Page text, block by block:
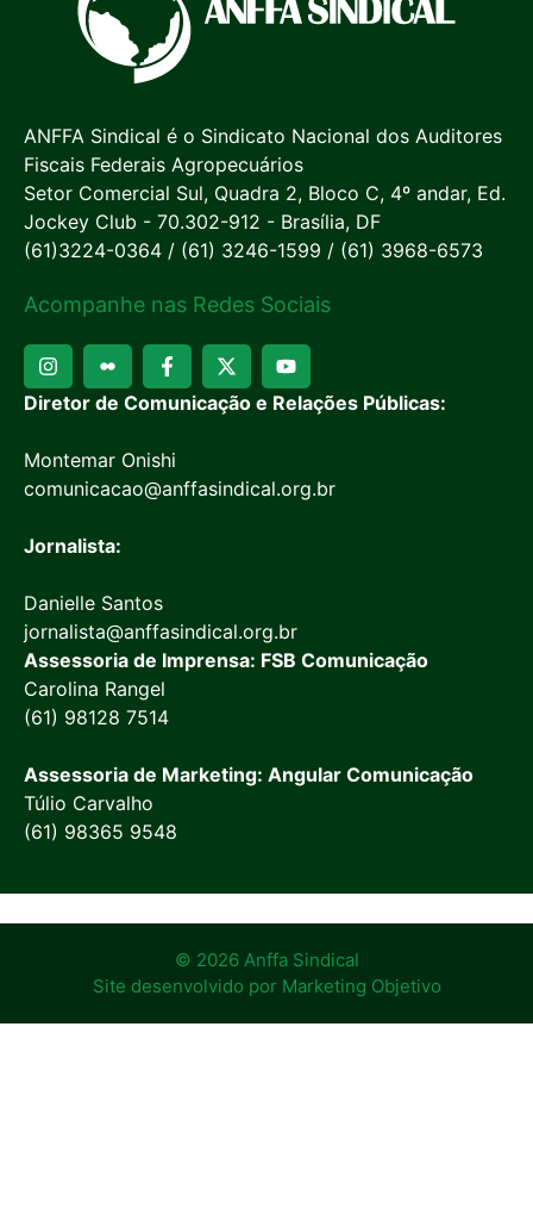
ANFFA Sindical é o Sindicato Nacional dos Auditores
Fiscais Federais Agropecuários
Setor Comercial Sul, Quadra 2, Bloco C, 4º andar, Ed.
Jockey Club - 70.302-912 - Brasília, DF
(61)3224-0364 / (61) 3246-1599 / (61) 3968-6573
Acompanhe nas Redes Sociais
Diretor de Comunicação e Relações Públicas:
Montemar Onishi
comunicacao@anffasindical.org.br
Jornalista:
Danielle Santos
jornalista@anffasindical.org.br
Assessoria de Imprensa: FSB Comunicação
Carolina Rangel
(61) 98128 7514
Assessoria de Marketing: Angular Comunicação
Túlio Carvalho
(61) 98365 9548
© 2026 Anffa Sindical
Site desenvolvido por Marketing Objetivo